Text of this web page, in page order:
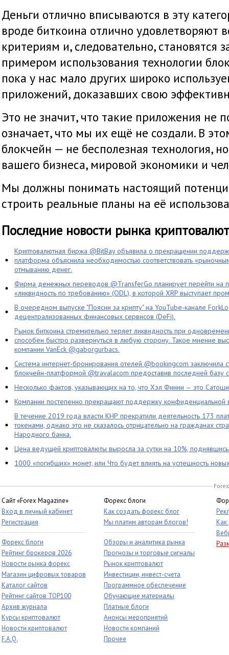
Деньги отлично вписываются в эту
вроде биткоина отлично удовлетворяют
критериям и, следовательно, становятся
примером использования технологии
пока у нас мало других широко
приложений, доказавших свою
Это не значит, что такие приложения не
означает, что мы их ещё не создали. В
блокчейн — не бесполезная технология,
вашего бизнеса, мировой экономики и
Мы должны понимать настоящий
строить реальные планы на её
Последние новости рынка криптовалют
Криптовалютная биржа @BitBay объявила о прекращении
платформа объяснила необходимостью соответствовать
отмыванию денег.
Фирма денежных переводов @TransferGo планирует перейти на
«ликвидность по требованию» (ODL), в которой XRP выступает
В очередном выпуске "Поясни за крипту" на YouTube-канале
децентрализованных финансовых сервисов (DeFi).
Рынок биткоина стремительно теряет ликвидность при
способен быстро развернуться в любую сторону. Такое мнение
компании VanEck @gaborgurbacs.
Система интернет-бронирования отелей @bookingcom заключила
блокчейн-платформой @travalacom предоставив последней базу
Несколько фактов, указывающих на то, что Хэл Финни — это
Компании постепенно прекращают поддержку конфиденциальной
В течение 2019 года власти КНР прекратили деятельность 173
токенами, однако это не сказалось отрицательно на гражданах
Народного банка.
Цена ведущей криптовалюты выросла за сутки на 10%,
1000 «погибших» монет, или Что будет влиять на успешность
Сайт «Forex Magazine»
Вход в личный кабинет
Регистрация
Форекс блоги
Рейтинг брокеров 2026
Новости рынка форекс
Магазин цифровых товаров
Каталог сайтов
Рейтинг сайтов TOP100
Архив журнала
Курсы криптовалют
Новости криптовалют
F.A.Q.
Форекс блоги
Как создать форекс блог
Мы платим авторам блогов!
Обзоры и аналитика рынка
Прогнозы и торговые сигналы
Рынок криптовалют
Инвестиции, инвест-счета
Программное обеспечение
Обучающие материалы
Платные блоги
Анонсы мероприятий
Новости компаний
Прочее
Как